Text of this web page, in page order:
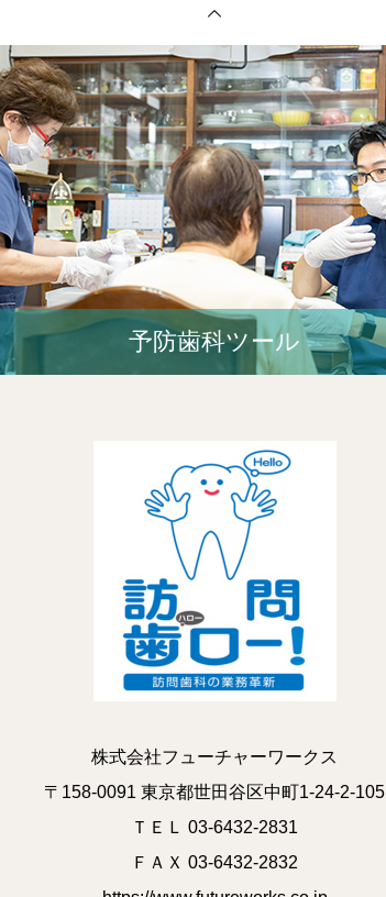
予防歯科ツール
株式会社フューチャーワークス
〒158-0091 東京都世田谷区中町1-24-2-105
ＴＥＬ 03-6432-2831
ＦＡＸ 03-6432-2832